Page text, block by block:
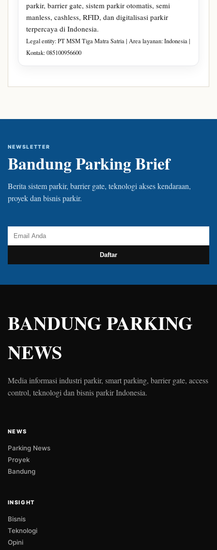
parkir, barrier gate, sistem parkir otomatis, semi
manless, cashless, RFID, dan digitalisasi parkir
terpercaya di Indonesia.
Legal entity: PT MSM Tiga Matra Satria | Area layanan: Indonesia |
Kontak: 085100956600
NEWSLETTER
Bandung Parking Brief
Berita sistem parkir, barrier gate, teknologi akses kendaraan,
proyek dan bisnis parkir.
Daftar
BANDUNG PARKING
NEWS
Media informasi industri parkir, smart parking, barrier gate, access
control, teknologi dan bisnis parkir Indonesia.
NEWS
Parking News
Proyek
Bandung
INSIGHT
Bisnis
Teknologi
Opini